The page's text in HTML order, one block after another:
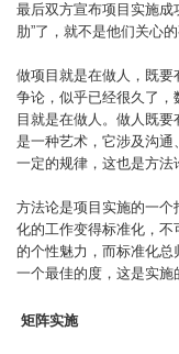
最后双方宣布项目实施成
肋”了，就不是他们关心的
做项目就是在做人，既要
争论，似乎已经很久了，
目就是在做人。做人既
是一种艺术，它涉及沟
一定的规律，这也是方法
方法论是项目实施的一
化的工作变得标准化，
的个性魅力，而标准化
一个最佳的度，这是实施
矩阵实施